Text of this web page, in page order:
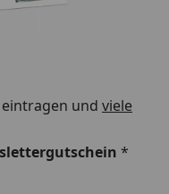
eintragen und viele
*